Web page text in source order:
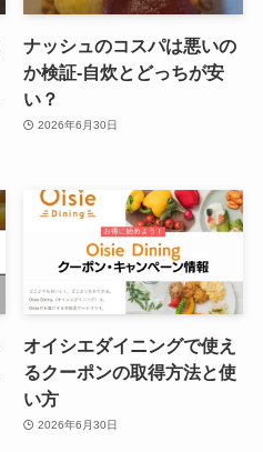
ナッシュのコスパは悪いの
か検証-自炊とどっちが安
い？
2026年6月30日
オイシエダイニングで使え
るクーポンの取得方法と使
い方
2026年6月30日